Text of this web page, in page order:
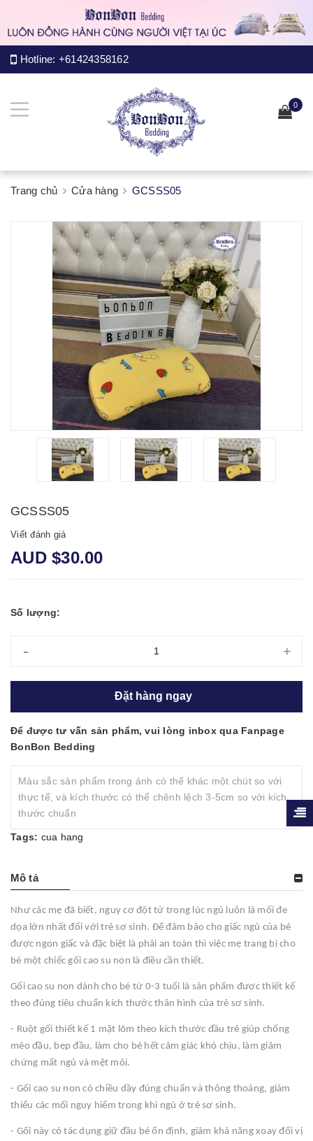
Hotline: +61424358162
0
Trang chủ Cửa hàng GCSSS05
GCSSS05
Viết đánh giá
AUD $30.00
Số lượng:
- +
Đặt hàng ngay
Để được tư vấn sản phẩm, vui lòng inbox qua Fanpage
BonBon Bedding
Màu sắc sản phẩm trong ảnh có thể khác một chút so với
thực tế, và kích thước có thể chênh lệch 3-5cm so với kích
thước chuẩn
Tags: cua hang
Mô tả
Như các mẹ đã biết, nguy cơ đột tử trong lúc ngủ luôn là mối đe
dọa lớn nhất đối với trẻ sơ sinh. Để đảm bảo cho giấc ngủ của bé
được ngon giấc và đặc biệt là phải an toàn thì việc mẹ trang bị cho
bé một chiếc gối cao su non là điều cần thiết.
Gối cao su non dành cho bé từ 0-3 tuổi là sản phẩm được thiết kế
theo đúng tiêu chuẩn kích thước thân hình của trẻ sơ sinh.
- Ruột gối thiết kế 1 mặt lõm theo kích thước đầu trẻ giúp chống
méo đầu, bẹp đầu, làm cho bé hết cảm giác khó chịu, làm giảm
chứng mất ngủ và mệt mỏi.
- Gối cao su non có chiều dầy đúng chuẩn và thông thoáng, giảm
thiểu các mối nguy hiểm trong khi ngủ ở trẻ sơ sinh.
- Gối này có tác dụng giữ đầu bé ổn định, giảm khả năng xoay đổi vị